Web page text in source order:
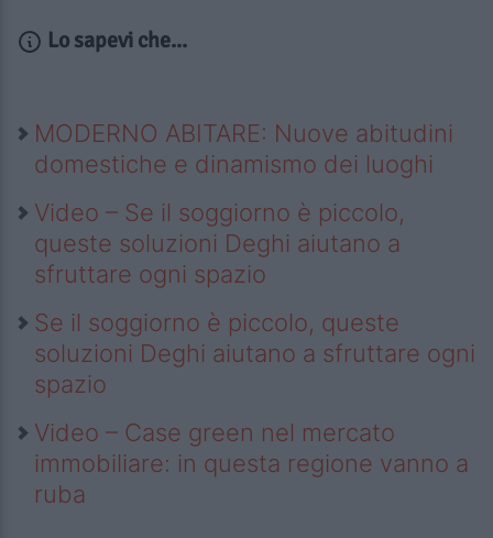
Lo sapevi che...
MODERNO ABITARE: Nuove abitudini
domestiche e dinamismo dei luoghi
Video – Se il soggiorno è piccolo,
queste soluzioni Deghi aiutano a
sfruttare ogni spazio
Se il soggiorno è piccolo, queste
soluzioni Deghi aiutano a sfruttare ogni
spazio
Video – Case green nel mercato
immobiliare: in questa regione vanno a
ruba